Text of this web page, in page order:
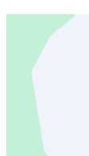
教研成
教学资